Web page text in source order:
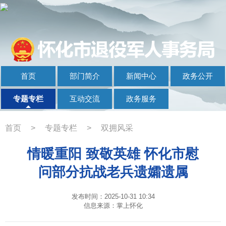
首页 部门简介 新闻中心 政务公开
专题专栏 互动交流 政务服务
首页 > 专题专栏 > 双拥风采
情暖重阳 致敬英雄 怀化市慰
问部分抗战老兵遗孀遗属
发布时间：2025-10-31 10:34
信息来源：掌上怀化